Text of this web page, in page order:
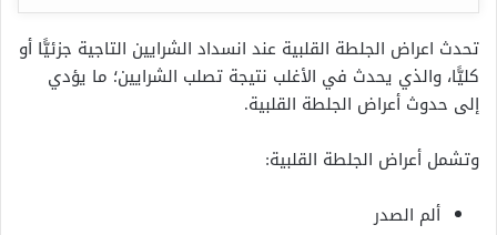
تحدث اعراض الجلطة القلبية عند انسداد الشرايين التاجية جزئيًّا أو
كليًّا، والذي يحدث في الأغلب نتيجة تصلب الشرايين؛ ما يؤدي
إلى حدوث أعراض الجلطة القلبية.
وتشمل أعراض الجلطة القلبية:
ألم الصدر